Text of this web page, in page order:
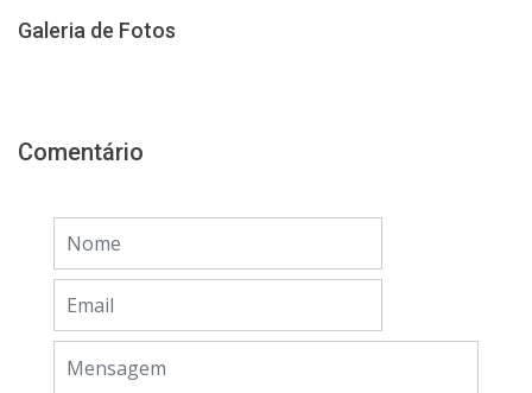
Galeria de Fotos
Comentário